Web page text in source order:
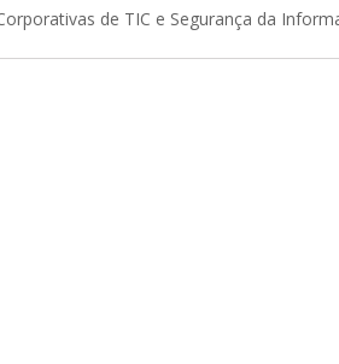
de TIC e Segurança da